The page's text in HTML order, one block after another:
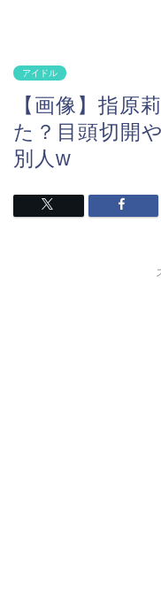
アイドル
【画像】指原
た？目頭切開
別人w